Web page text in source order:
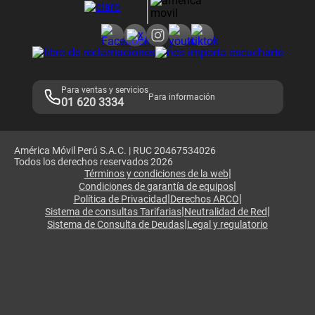
Adquirientes iPhone 6, 6S y SE
Mensaje de Seguridad
Términos y Condiciones de Tienda Claro
Libro de Reclamaciones
Para ventas y servicios
01 620 3334 Para información
América Móvil Perú S.A.C. | RUC 20467534026
Todos los derechos reservados 2026
Términos y condiciones de la web|
Condiciones de garantía de equipos|
Política de Privacidad|Derechos ARCO|
Sistema de consultas Tarifarias|Neutralidad de Red|
Sistema de Consulta de Deudas|Legal y regulatorio